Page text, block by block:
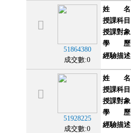
51864380
成交數:0
姓 名
授課科目
授課對象
學 歷
經驗描述
51928225
成交數:0
姓 名
授課科目
授課對象
學 歷
經驗描述